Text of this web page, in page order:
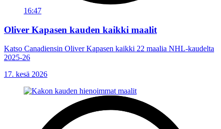
16:47
Oliver Kapasen kauden kaikki maalit
Katso Canadiensin Oliver Kapasen kaikki 22 maalia NHL-kaudelta
2025-26
17. kesä 2026